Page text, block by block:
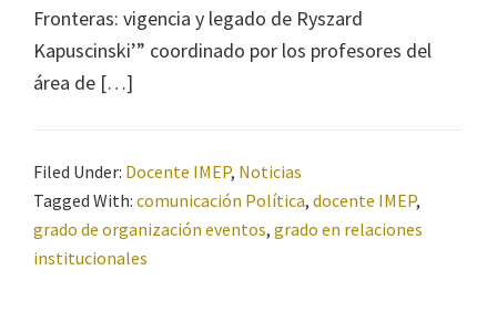
Fronteras: vigencia y legado de Ryszard
Kapuscinski’” coordinado por los profesores del
área de […]
Filed Under: Docente IMEP, Noticias
Tagged With: comunicación Política, docente IMEP,
grado de organización eventos, grado en relaciones
institucionales